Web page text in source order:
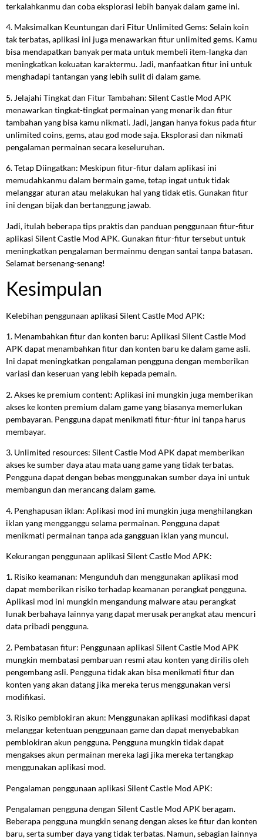
terkalahkanmu dan coba eksplorasi lebih banyak dalam game ini.
4. Maksimalkan Keuntungan dari Fitur Unlimited Gems: Selain koin
tak terbatas, aplikasi ini juga menawarkan fitur unlimited gems. Kamu
bisa mendapatkan banyak permata untuk membeli item-langka dan
meningkatkan kekuatan karaktermu. Jadi, manfaatkan fitur ini untuk
menghadapi tantangan yang lebih sulit di dalam game.
5. Jelajahi Tingkat dan Fitur Tambahan: Silent Castle Mod APK
menawarkan tingkat-tingkat permainan yang menarik dan fitur
tambahan yang bisa kamu nikmati. Jadi, jangan hanya fokus pada fitur
unlimited coins, gems, atau god mode saja. Eksplorasi dan nikmati
pengalaman permainan secara keseluruhan.
6. Tetap Diingatkan: Meskipun fitur-fitur dalam aplikasi ini
memudahkanmu dalam bermain game, tetap ingat untuk tidak
melanggar aturan atau melakukan hal yang tidak etis. Gunakan fitur
ini dengan bijak dan bertanggung jawab.
Jadi, itulah beberapa tips praktis dan panduan penggunaan fitur-fitur
aplikasi Silent Castle Mod APK. Gunakan fitur-fitur tersebut untuk
meningkatkan pengalaman bermainmu dengan santai tanpa batasan.
Selamat bersenang-senang!
Kesimpulan
Kelebihan penggunaan aplikasi Silent Castle Mod APK:
1. Menambahkan fitur dan konten baru: Aplikasi Silent Castle Mod
APK dapat menambahkan fitur dan konten baru ke dalam game asli.
Ini dapat meningkatkan pengalaman pengguna dengan memberikan
variasi dan keseruan yang lebih kepada pemain.
2. Akses ke premium content: Aplikasi ini mungkin juga memberikan
akses ke konten premium dalam game yang biasanya memerlukan
pembayaran. Pengguna dapat menikmati fitur-fitur ini tanpa harus
membayar.
3. Unlimited resources: Silent Castle Mod APK dapat memberikan
akses ke sumber daya atau mata uang game yang tidak terbatas.
Pengguna dapat dengan bebas menggunakan sumber daya ini untuk
membangun dan merancang dalam game.
4. Penghapusan iklan: Aplikasi mod ini mungkin juga menghilangkan
iklan yang mengganggu selama permainan. Pengguna dapat
menikmati permainan tanpa ada gangguan iklan yang muncul.
Kekurangan penggunaan aplikasi Silent Castle Mod APK:
1. Risiko keamanan: Mengunduh dan menggunakan aplikasi mod
dapat memberikan risiko terhadap keamanan perangkat pengguna.
Aplikasi mod ini mungkin mengandung malware atau perangkat
lunak berbahaya lainnya yang dapat merusak perangkat atau mencuri
data pribadi pengguna.
2. Pembatasan fitur: Penggunaan aplikasi Silent Castle Mod APK
mungkin membatasi pembaruan resmi atau konten yang dirilis oleh
pengembang asli. Pengguna tidak akan bisa menikmati fitur dan
konten yang akan datang jika mereka terus menggunakan versi
modifikasi.
3. Risiko pemblokiran akun: Menggunakan aplikasi modifikasi dapat
melanggar ketentuan penggunaan game dan dapat menyebabkan
pemblokiran akun pengguna. Pengguna mungkin tidak dapat
mengakses akun permainan mereka lagi jika mereka tertangkap
menggunakan aplikasi mod.
Pengalaman penggunaan aplikasi Silent Castle Mod APK:
Pengalaman pengguna dengan Silent Castle Mod APK beragam.
Beberapa pengguna mungkin senang dengan akses ke fitur dan konten
baru, serta sumber daya yang tidak terbatas. Namun, sebagian lainnya